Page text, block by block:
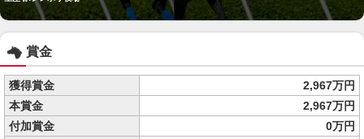
賞金
獲得賞金
2,967万円
本賞金
2,967万円
付加賞金
0万円